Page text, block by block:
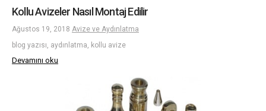
Kollu Avizeler Nasıl Montaj Edilir
Ağustos 19, 2018 Avize ve Aydınlatma
blog yazısı, aydınlatma, kollu avize
Devamını oku